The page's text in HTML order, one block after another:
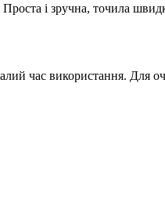
Проста і зручна, точила
час використання.